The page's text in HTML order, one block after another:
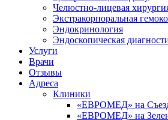
Челюстно-лицевая
Экстракорпоральная
Эндокринология
Эндоскопическая
Услуги
Врачи
Отзывы
Адреса
Клиники
«ЕВРОМЕД» на
«ЕВРОМЕД» на